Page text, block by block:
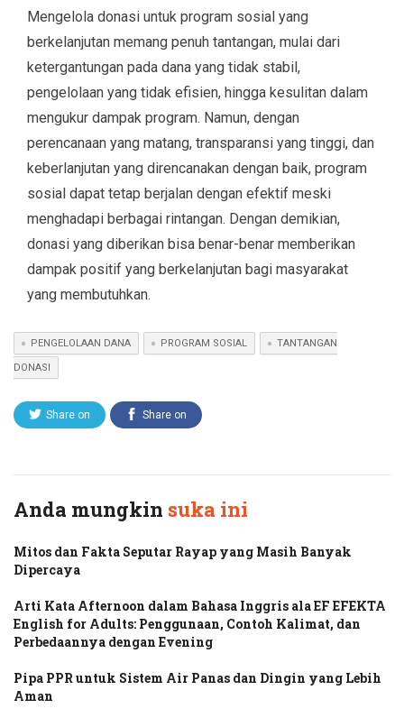
Mengelola donasi untuk program sosial yang
berkelanjutan memang penuh tantangan, mulai dari
ketergantungan pada dana yang tidak stabil,
pengelolaan yang tidak efisien, hingga kesulitan dalam
mengukur dampak program. Namun, dengan
perencanaan yang matang, transparansi yang tinggi, dan
keberlanjutan yang direncanakan dengan baik, program
sosial dapat tetap berjalan dengan efektif meski
menghadapi berbagai rintangan. Dengan demikian,
donasi yang diberikan bisa benar-benar memberikan
dampak positif yang berkelanjutan bagi masyarakat
yang membutuhkan.
PENGELOLAAN DANA PROGRAM SOSIAL TANTANGAN
DONASI
Share on Share on
Anda mungkin suka ini
Mitos dan Fakta Seputar Rayap yang Masih Banyak
Dipercaya
Arti Kata Afternoon dalam Bahasa Inggris ala EF EFEKTA
English for Adults: Penggunaan, Contoh Kalimat, dan
Perbedaannya dengan Evening
Pipa PPR untuk Sistem Air Panas dan Dingin yang Lebih
Aman